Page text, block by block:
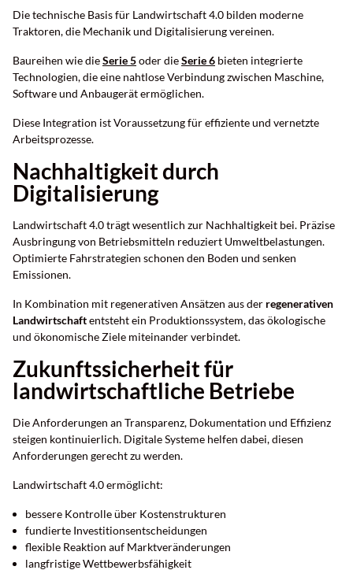
Die technische Basis für Landwirtschaft 4.0 bilden moderne
Traktoren, die Mechanik und Digitalisierung vereinen.
Baureihen wie dieSerie 5oder dieSerie 6 bieten integrierte
Technologien, die eine nahtlose Verbindung zwischen Maschine,
Software und Anbaugerät ermöglichen.
Diese Integration ist Voraussetzung für effiziente und vernetzte
Arbeitsprozesse.
Nachhaltigkeit durch
Digitalisierung
Landwirtschaft 4.0 trägt wesentlich zur Nachhaltigkeit bei. Präzise
Ausbringung von Betriebsmitteln reduziert Umweltbelastungen.
Optimierte Fahrstrategien schonen den Boden und senken
Emissionen.
In Kombination mit regenerativen Ansätzen aus der regenerativen
Landwirtschaftentsteht ein Produktionssystem, das ökologische
und ökonomische Ziele miteinander verbindet.
Zukunftssicherheit für
landwirtschaftliche Betriebe
Die Anforderungen an Transparenz, Dokumentation und Effizienz
steigen kontinuierlich. Digitale Systeme helfen dabei, diesen
Anforderungen gerecht zu werden.
Landwirtschaft 4.0 ermöglicht:
bessere Kontrolle über Kostenstrukturen
fundierte Investitionsentscheidungen
flexible Reaktion auf Marktveränderungen
langfristige Wettbewerbsfähigkeit